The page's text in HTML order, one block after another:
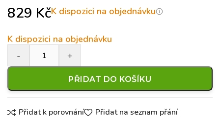
829 KčK dispozici na objednávku
K dispozici na objednávku
PŘIDAT DO KOŠÍKU
Přidat k porovnání Přidat na seznam přání